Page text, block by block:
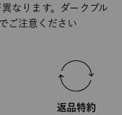
なります。ダークブル
ご注意ください
返品特約